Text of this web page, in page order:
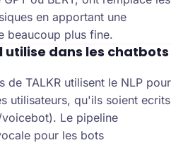
en apportant une
beaucoup plus fine.
utilise dans les chatbots
de TALKR utilisent le NLP pour
utilisateurs, qu'ils soient ecrits
Le pipeline
pour les bots